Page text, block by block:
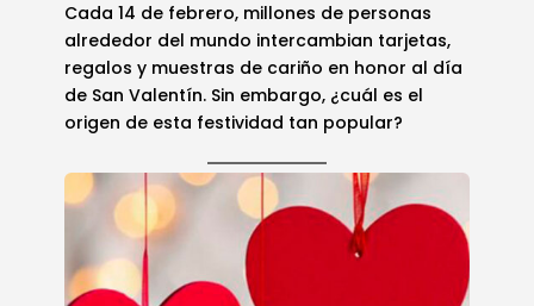
Cada 14 de febrero, millones de personas
alrededor del mundo intercambian tarjetas,
regalos y muestras de cariño en honor al día
de San Valentín. Sin embargo, ¿cuál es el
origen de esta festividad tan popular?